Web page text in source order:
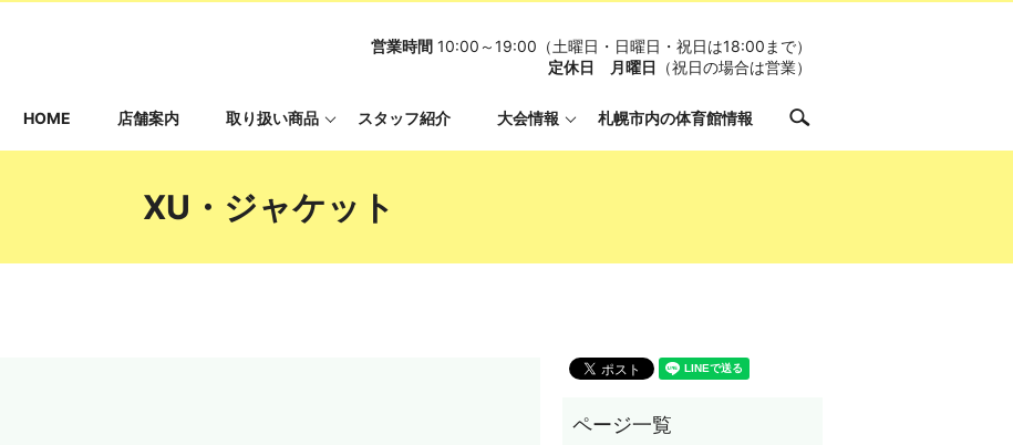
営業時間 10:00～19:00（土曜日・日曜日・祝日は18:00まで）
定休日 月曜日
（祝日の場合は営業）
HOME 店舗案内 取り扱い商品 スタッフ紹介 大会情報 札幌市内の体育館情報 search
XU・ジャケット